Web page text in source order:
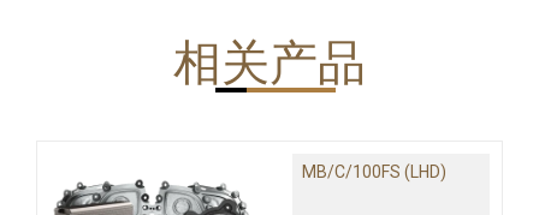
相关产品
MB/C/100FS (LHD)